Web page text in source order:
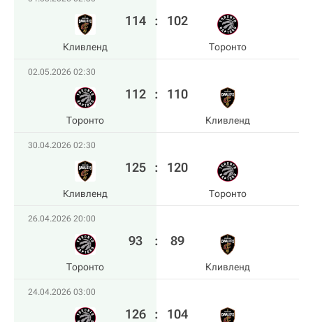
Кливленд
114 : 102
Торонто
02.05.2026 02:30
Торонто
112 : 110
Кливленд
30.04.2026 02:30
Кливленд
125 : 120
Торонто
26.04.2026 20:00
Торонто
93 : 89
Кливленд
24.04.2026 03:00
126 : 104